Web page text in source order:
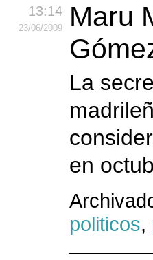
13:14
23/06/2009
Maru
La
en
politicos,